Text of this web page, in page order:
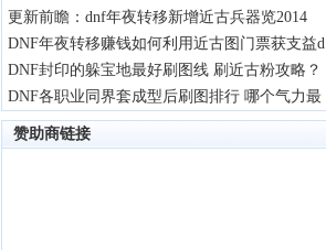
更新前瞻：dnf年夜转移新增近古兵器览2014
DNF年夜转移赚钱如何利用近古图门票获支益d
DNF封印的躲宝地最好刷图线 刷近古粉攻略？
DNF各职业同界套成型后刷图排行 哪个气力最
赞助商链接